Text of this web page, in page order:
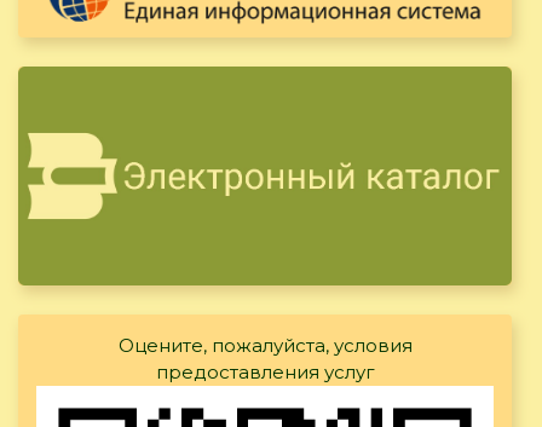
Оцените, пожалуйста, условия
предоставления услуг